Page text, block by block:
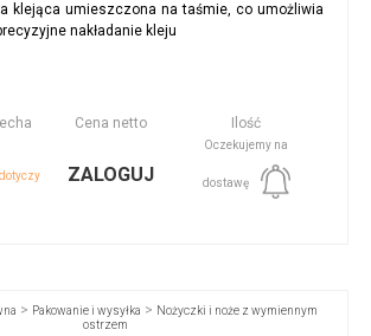
klejąca umieszczona na taśmie, co umożliwia
nakładanie kleju
Cena netto Ilość
ZALOGUJ
Oczekujemy na
dostawę
> Pakowanie i wysyłka > Nożyczki i noże z wymiennym
ostrzem